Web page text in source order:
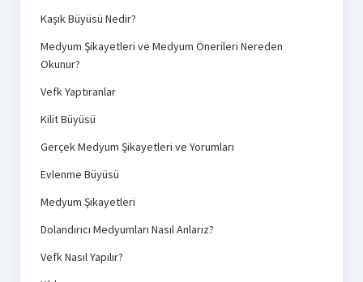
Kaşık Büyüsü Nedir?
Medyum Şikayetleri ve Medyum Önerileri Nereden
Okunur?
Vefk Yaptıranlar
Kilit Büyüsü
Gerçek Medyum Şikayetleri ve Yorumları
Evlenme Büyüsü
Medyum Şikayetleri
Dolandırıcı Medyumları Nasıl Anlarız?
Vefk Nasıl Yapılır?